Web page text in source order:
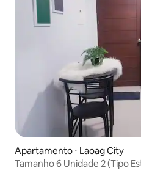
Apartamento ⋅ Laoag City
Tamanho 6 Unidade 2